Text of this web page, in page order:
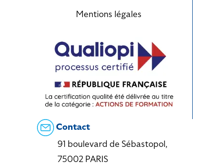
Mentions légales
Contact
91 boulevard de Sébastopol,
75002 PARIS